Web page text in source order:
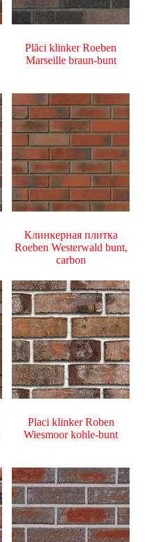
Plăci klinker Roeben
Marseille braun-bunt
Клинкерная плитка
Roeben Westerwald bunt,
carbon
Placi klinker Roben
Wiesmoor kohle-bunt